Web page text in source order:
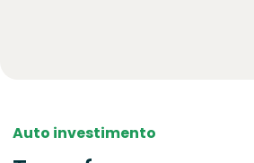
Auto investimento